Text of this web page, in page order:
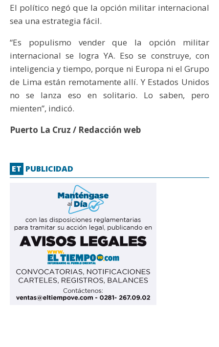
El político negó que la opción militar internacional
sea una estrategia fácil.
“Es populismo vender que la opción militar
internacional se logra YA. Eso se construye, con
inteligencia y tiempo, porque ni Europa ni el Grupo
de Lima están remotamente allí. Y Estados Unidos
no se lanza eso en solitario. Lo saben, pero
mienten”, indicó.
Puerto La Cruz / Redacción web
ET PUBLICIDAD